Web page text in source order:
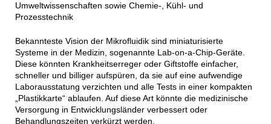
Umweltwissenschaften sowie Chemie-, Kühl- und
Prozesstechnik
Bekannteste Vision der Mikrofluidik sind miniaturisierte
Systeme in der Medizin, sogenannte Lab-on-a-Chip-Geräte.
Diese könnten Krankheitserreger oder Giftstoffe einfacher,
schneller und billiger aufspüren, da sie auf eine aufwendige
Laborausstatung verzichten und alle Tests in einer kompakten
„Plastikkarte“ ablaufen. Auf diese Art könnte die medizinische
Versorgung in Entwicklungsländer verbessert oder
Behandlungszeiten verkürzt werden.